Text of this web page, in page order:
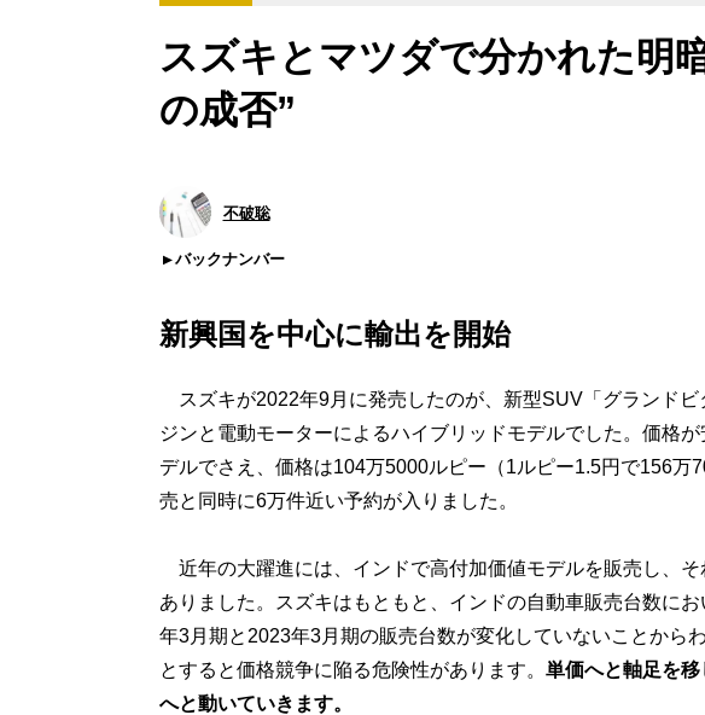
スズキとマツダで分かれた明
の成否”
不破聡
バックナンバー
新興国を中心に輸出を開始
スズキが2022年9月に発売したのが、新型SUV「グランド
ジンと電動モーターによるハイブリッドモデルでした。価格
デルでさえ、価格は104万5000ルピー（1ルピー1.5円で156万
売と同時に6万件近い予約が入りました。
近年の大躍進には、インドで高付加価値モデルを販売し、
ありました。スズキはもともと、インドの自動車販売台数に
年3月期と2023年3月期の販売台数が変化していないことから
とすると価格競争に陥る危険性があります。 単価へと軸足を
へと動いていきます。